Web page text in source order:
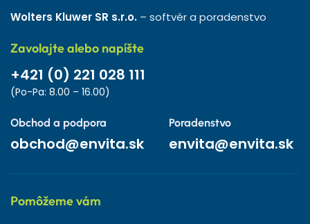
Wolters Kluwer SR s.r.o. – softvér a poradenstvo
Zavolajte alebo napíšte
+421 (0) 221 028 111
(Po-Pa: 8.00 – 16.00)
Obchod a podpora
obchod@envita.sk
Poradenstvo
envita@envita.sk
Pomôžeme vám